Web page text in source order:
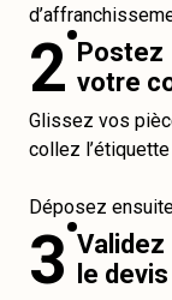
2 Postez
votre
Glissez vos
collez l’étiquette
Déposez
3 Validez
le